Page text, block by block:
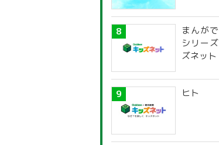
道府県
一覧」
まんが
シリー
ズネット
ヒト